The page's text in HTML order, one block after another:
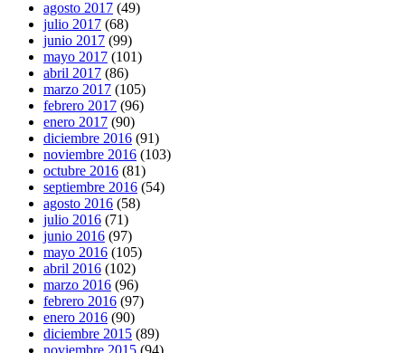
agosto 2017 (49)
julio 2017 (68)
junio 2017 (99)
mayo 2017 (101)
abril 2017 (86)
marzo 2017 (105)
febrero 2017 (96)
enero 2017 (90)
diciembre 2016 (91)
noviembre 2016 (103)
octubre 2016 (81)
septiembre 2016 (54)
agosto 2016 (58)
julio 2016 (71)
junio 2016 (97)
mayo 2016 (105)
abril 2016 (102)
marzo 2016 (96)
febrero 2016 (97)
enero 2016 (90)
diciembre 2015 (89)
noviembre 2015 (94)